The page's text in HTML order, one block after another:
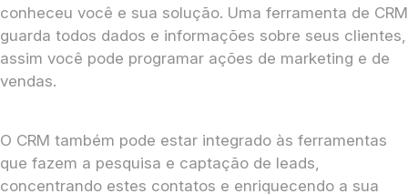
conheceu você e sua solução. Uma ferramenta de CRM
guarda todos dados e informações sobre seus clientes,
assim você pode programar ações de marketing e de
vendas.
O CRM também pode estar integrado às ferramentas
que fazem a pesquisa e captação de leads,
concentrando estes contatos e enriquecendo a sua